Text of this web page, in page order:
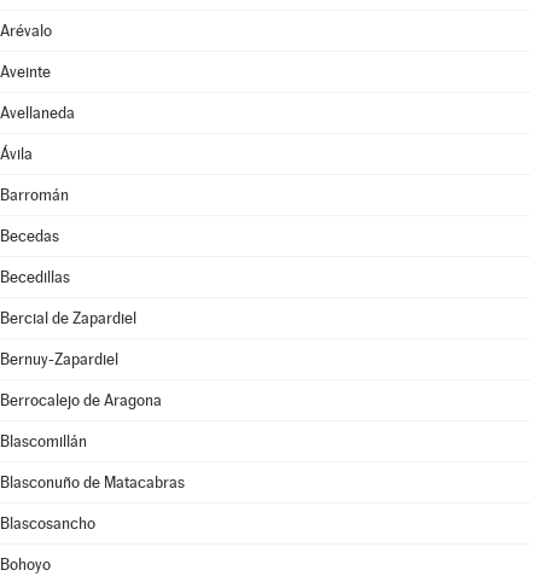
Arévalo
Aveinte
Avellaneda
Ávila
Barromán
Becedas
Becedillas
Bercial de Zapardiel
Bernuy-Zapardiel
Berrocalejo de Aragona
Blascomillán
Blasconuño de Matacabras
Blascosancho
Bohoyo